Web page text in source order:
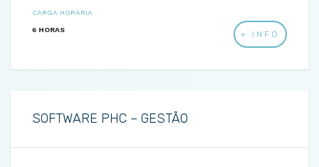
CARGA HORÁRIA
6 HORAS + INFO
SOFTWARE PHC – GESTÃO